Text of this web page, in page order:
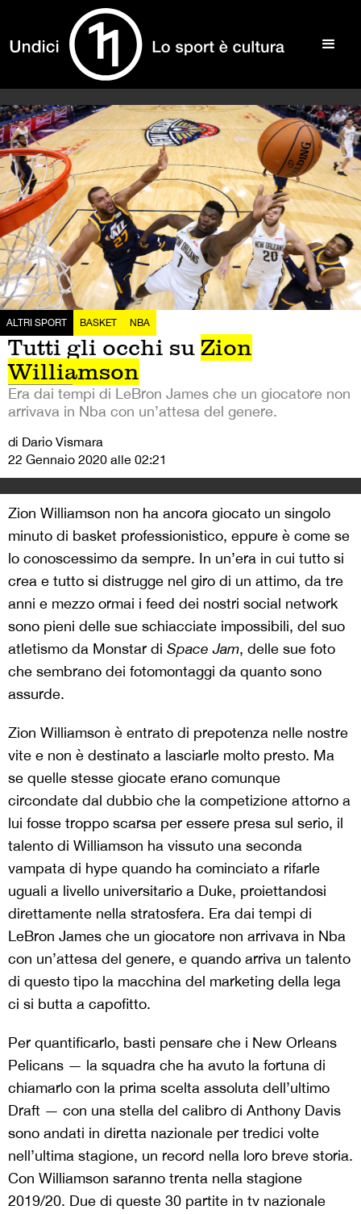
ALTRI SPORT BASKET NBA
Tutti gli occhi su Zion
Williamson
Era dai tempi di LeBron James che un giocatore non
arrivava in Nba con un’attesa del genere.
di Dario Vismara
22 Gennaio 2020 alle 02:21
Zion Williamson non ha ancora giocato un singolo
minuto di basket professionistico, eppure è come se
lo conoscessimo da sempre. In un’era in cui tutto si
crea e tutto si distrugge nel giro di un attimo, da tre
anni e mezzo ormai i feed dei nostri social network
sono pieni delle sue schiacciate impossibili, del suo
atletismo da Monstar di Space Jam, delle sue foto
che sembrano dei fotomontaggi da quanto sono
assurde.
Zion Williamson è entrato di prepotenza nelle nostre
vite e non è destinato a lasciarle molto presto. Ma
se quelle stesse giocate erano comunque
circondate dal dubbio che la competizione attorno a
lui fosse troppo scarsa per essere presa sul serio, il
talento di Williamson ha vissuto una seconda
vampata di hype quando ha cominciato a rifarle
uguali a livello universitario a Duke, proiettandosi
direttamente nella stratosfera. Era dai tempi di
LeBron James che un giocatore non arrivava in Nba
con un’attesa del genere, e quando arriva un talento
di questo tipo la macchina del marketing della lega
ci si butta a capofitto.
Per quantificarlo, basti pensare che i New Orleans
Pelicans — la squadra che ha avuto la fortuna di
chiamarlo con la prima scelta assoluta dell’ultimo
Draft — con una stella del calibro di Anthony Davis
sono andati in diretta nazionale per tredici volte
nell’ultima stagione, un record nella loro breve storia.
Con Williamson saranno trenta nella stagione
2019/20. Due di queste 30 partite in tv nazionale